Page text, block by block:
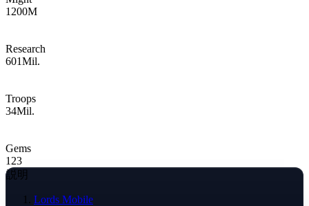
1200M
Research
601Mil.
Troops
34Mil.
Gems
123
説明
Lords Mobile